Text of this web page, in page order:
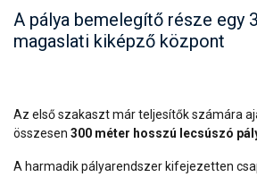
A pálya bemelegítő része egy
magaslati kiképző központ
Az első szakaszt már teljesítők számára
összesen 300 méter hosszú lecsúszó
A harmadik pályarendszer kifejezetten